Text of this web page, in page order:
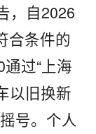
，自2026
合条件的
过“上海
以旧换新
号。个人